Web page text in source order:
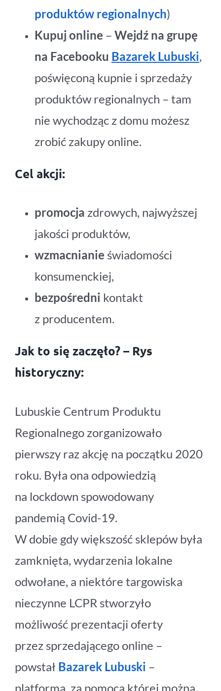
produktów regionalnych)
Kupuj online – Wejdź na grupę
na Facebooku Bazarek Lubuski,
poświęconą kupnie i sprzedaży
produktów regionalnych – tam
nie wychodząc z domu możesz
zrobić zakupy online.
Cel akcji:
promocja zdrowych, najwyższej
jakości produktów,
wzmacnianie świadomości
konsumenckiej,
bezpośredni kontakt
z producentem.
Jak to się zaczęło? – Rys
historyczny:
Lubuskie Centrum Produktu
Regionalnego zorganizowało
pierwszy raz akcję na początku 2020
roku. Była ona odpowiedzią
na lockdown spowodowany
pandemią Covid-19.
W dobie gdy większość sklepów była
zamknięta, wydarzenia lokalne
odwołane, a niektóre targowiska
nieczynne LCPR stworzyło
możliwość prezentacji oferty
przez sprzedającego online –
powstał Bazarek Lubuski –
platforma, za pomocą której można